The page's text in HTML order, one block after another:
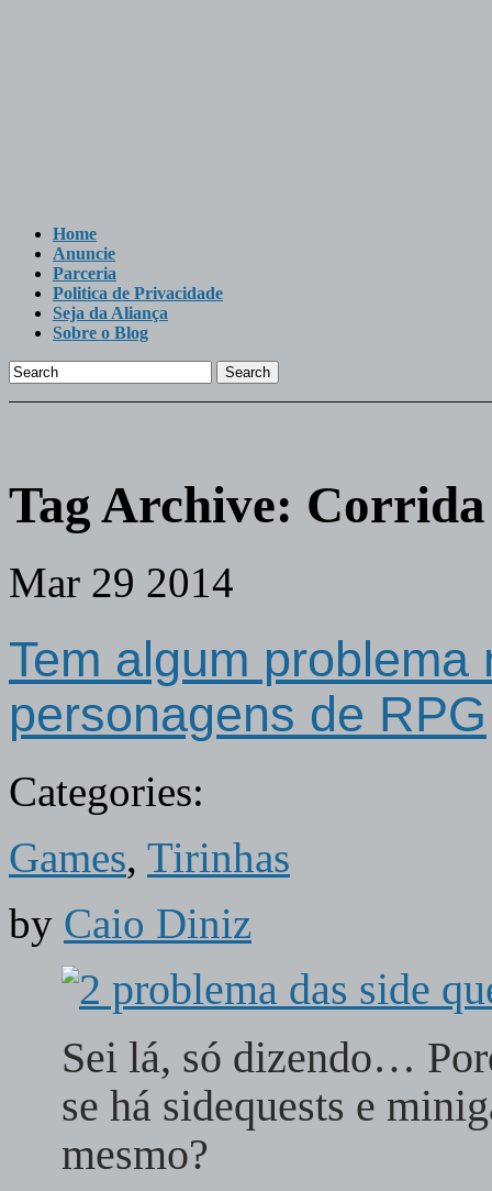
Home
Anuncie
Parceria
Politica de Privacidade
Seja da Aliança
Sobre o Blog
Search
Tag Archive: Corrida
Mar 29 2014
Tem algum
personagens de RPG
Categories:
Games, Tirinhas
by Caio Diniz
Sei lá, só dizendo…
se há sidequests e
mesmo?